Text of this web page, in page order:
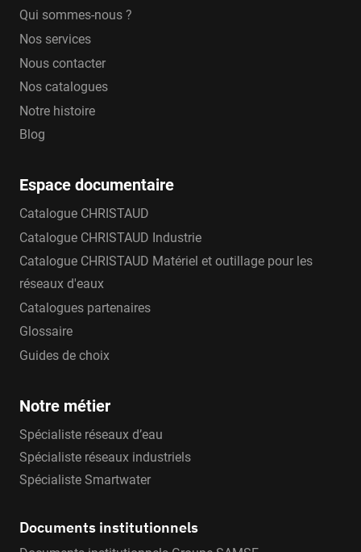
Qui sommes-nous ?
Nos services
Nous contacter
Nos catalogues
Notre histoire
Blog
Espace documentaire
Catalogue CHRISTAUD
Catalogue CHRISTAUD Industrie
Catalogue CHRISTAUD Matériel et outillage pour les
réseaux d'eaux
Catalogues partenaires
Glossaire
Guides de choix
Notre métier
Spécialiste réseaux d’eau
Spécialiste réseaux industriels
Spécialiste Smartwater
Documents institutionnels